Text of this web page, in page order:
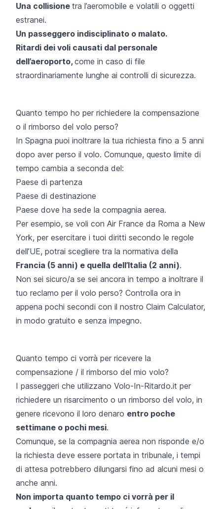
Una collisione tra l’aeromobile e volatili o oggetti
estranei.
Un passeggero indisciplinato o malato.
Ritardi dei voli causati dal personale
dell’aeroporto, come in caso di file
straordinariamente lunghe ai controlli di sicurezza.
Quanto tempo ho per richiedere la compensazione
o il rimborso del volo perso?
In Spagna puoi inoltrare la tua richiesta fino a 5 anni
dopo aver perso il volo. Comunque, questo limite di
tempo cambia a seconda del:
Paese di partenza
Paese di destinazione
Paese dove ha sede la compagnia aerea.
Per esempio, se voli con Air France da Roma a New
York, per esercitare i tuoi diritti secondo le regole
dell’UE, potrai scegliere tra la normativa della
Francia (5 anni) e quella dell’Italia (2 anni).
Non sei sicuro/a se sei ancora in tempo a inoltrare il
tuo reclamo per il volo perso? Controlla ora in
appena pochi secondi con il nostro Claim Calculator,
in modo gratuito e senza impegno.
Quanto tempo ci vorrà per ricevere la
compensazione / il rimborso del mio volo?
I passeggeri che utilizzano Volo-In-Ritardo.it per
richiedere un risarcimento o un rimborso del volo, in
genere ricevono il loro denaro entro poche
settimane o pochi mesi.
Comunque, se la compagnia aerea non risponde e/o
la richiesta deve essere portata in tribunale, i tempi
di attesa potrebbero dilungarsi fino ad alcuni mesi o
anche anni.
Non importa quanto tempo ci vorrà per il